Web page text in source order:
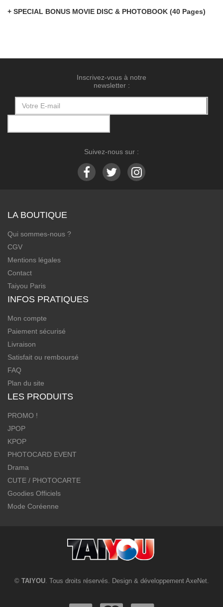
+ SPECIAL BONUS MOVIE DISC & PHOTOBOOK (40 Pages)
Inscrivez-vous à notre
newsletter :
Suivez-nous sur :
LA BOUTIQUE
Qui sommes-nous ?
CGV
Mentions légales
Contact
Taiyou Paris
INFOS PRATIQUES
Mon compte
Paiement sécurisé
Livraison
Satisfait ou remboursé
FAQ
Plan du site
LES PRODUITS
PROMO !
JPOP
KPOP
PHOTOCARD EVENT
Drama
CUTE / PHOTOCARTE
Goodies Officiels
Mode Coréenne
© TAIYOU. Tous droits réservés. Design & développement AxeNet.